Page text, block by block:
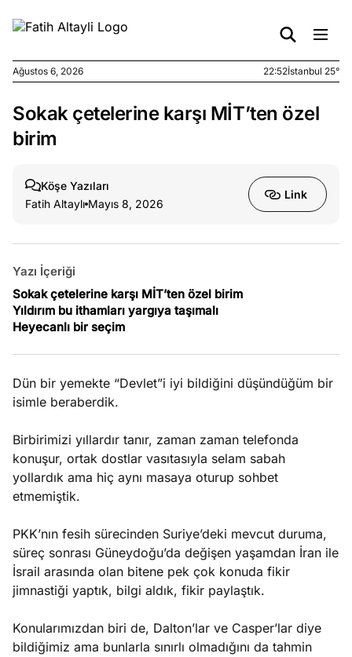
Ağustos
6, 2026
5, 2026
stok
caiz
umutlu
ister
Köşe
Yazıları
Spor
Yazıları
Ağustos 6, 2026 22:52İstanbul 25°
Sokak çetelerine karşı MİT’ten özel
birim
Köşe Yazıları
Fatih Altaylı Mayıs 8, 2026
Link
Yazı İçeriği
Sokak çetelerine karşı MİT’ten özel birim
Yıldırım bu ithamları yargıya taşımalı
Heyecanlı bir seçim
Dün bir yemekte “Devlet”i iyi bildiğini düşündüğüm bir
isimle beraberdik.
Birbirimizi yıllardır tanır, zaman zaman telefonda
konuşur, ortak dostlar vasıtasıyla selam sabah
yollardık ama hiç aynı masaya oturup sohbet
etmemiştik.
PKK’nın fesih sürecinden Suriye’deki mevcut duruma,
süreç sonrası Güneydoğu’da değişen yaşamdan İran ile
İsrail arasında olan bitene pek çok konuda fikir
jimnastiği yaptık, bilgi aldık, fikir paylaştık.
Konularımızdan biri de, Dalton’lar ve Casper’lar diye
bildiğimiz ama bunlarla sınırlı olmadığını da tahmin